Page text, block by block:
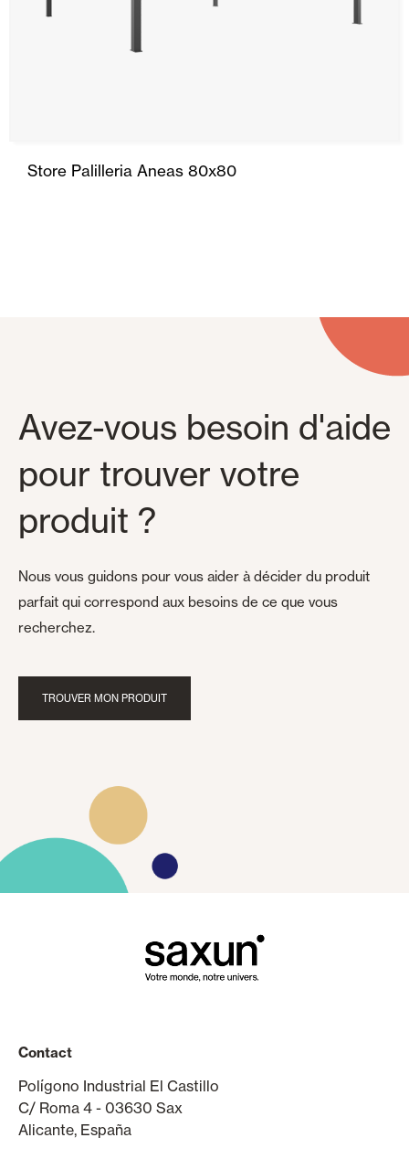
Store Palilleria Aneas 80x80
Avez-vous besoin d'aide
pour trouver votre
produit ?
Nous vous guidons pour vous aider à décider du produit
parfait qui correspond aux besoins de ce que vous
recherchez.
TROUVER MON PRODUIT
Contact
Polígono Industrial El Castillo
C/ Roma 4 - 03630 Sax
Alicante, España